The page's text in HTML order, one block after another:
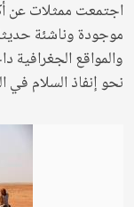
موجودة وناشئة
والمواقع الجغرافية
نحو إنفاذ السلام